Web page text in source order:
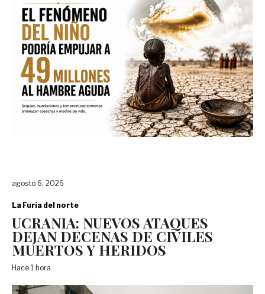
agosto 6, 2026
La Furia del norte
UCRANIA: NUEVOS ATAQUES
DEJAN DECENAS DE CIVILES
MUERTOS Y HERIDOS
Hace 1 hora